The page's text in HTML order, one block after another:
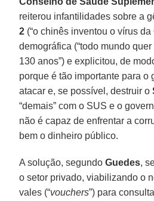
reiterou infantilidades sobre a
2 (“o chinês inventou o vírus
demográfica (“todo mundo
130 anos”) e explicitou, de
porque é tão importante para o
atacar e, se possível, destruir o
“demais” com o SUS e o
não é capaz de enfrentar a
bem o dinheiro público.
A solução, segundoGuedes,
o setor privado, viabilizando o
vales (“vouchers”) para